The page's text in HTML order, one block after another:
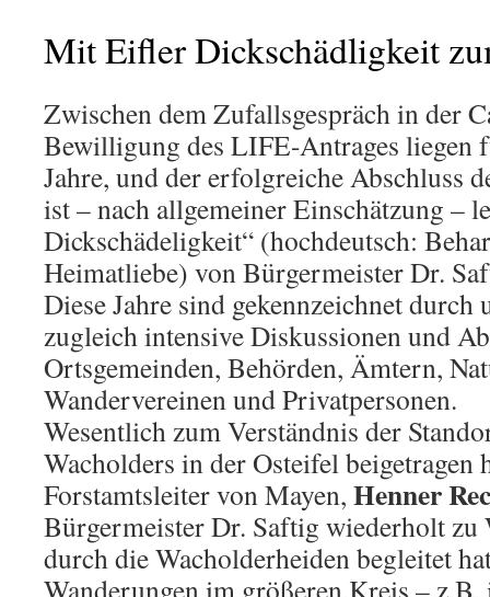
Mit Eifler Dickschädligkeit
Zwischen dem Zufallsgespräch in der
Bewilligung des LIFE-Antrages liegen
Jahre, und der erfolgreiche Abschluss
ist – nach allgemeiner Einschätzung –
Dickschädeligkeit“ (hochdeutsch:
Heimatliebe) von Bürgermeister Dr.
Diese Jahre sind gekennzeichnet
zugleich intensive Diskussionen und
Ortsgemeinden, Behörden, Ämtern,
Wandervereinen und Privatpersonen.
Wesentlich zum Verständnis der
Wacholders in der Osteifel beigetragen
Forstamtsleiter von Mayen, Henner
Bürgermeister Dr. Saftig wiederholt zu
durch die Wacholderheiden begleitet
Wanderungen im größeren Kreis –